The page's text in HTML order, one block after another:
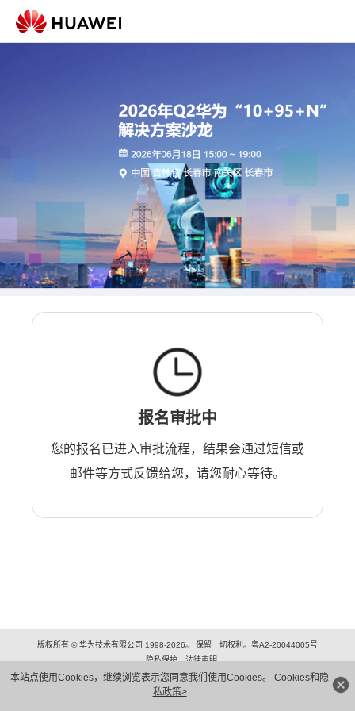
本站点使用Cookies，继续浏览表示您同意我们使用Cookies。 Cookies和隐
私政策>
报名审批中
您的报名已进入审批流程，结果会通过短信或
邮件等方式反馈给您，请您耐心等待。
版权所有 © 华为技术有限公司 1998-2026。 保留一切权利。粤A2-20044005号
隐私保护
法律声明